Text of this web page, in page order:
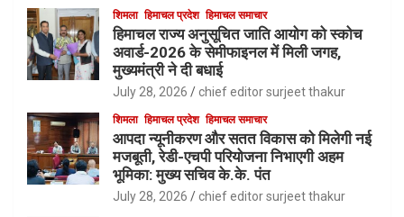
शिमला हिमाचल प्रदेश हिमाचल समाचार
हिमाचल राज्य अनुसूचित जाति आयोग को स्कोच
अवार्ड-2026 के सेमीफाइनल में मिली जगह,
मुख्यमंत्री ने दी बधाई
July 28, 2026 chief editor surjeet thakur
शिमला हिमाचल प्रदेश हिमाचल समाचार
आपदा न्यूनीकरण और सतत विकास को मिलेगी नई
मजबूती, रेडी-एचपी परियोजना निभाएगी अहम
भूमिका: मुख्य सचिव के.के. पंत
July 28, 2026 chief editor surjeet thakur